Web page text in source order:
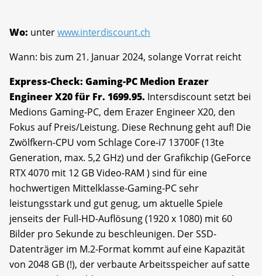
Wo: unterwww.interdiscount.ch
Wann: bis zum 21. Januar 2024, solange Vorrat reicht
Express-Check: Gaming-PC Medion Erazer
Engineer X20 für Fr. 1699.95. Intersdiscount setzt bei
Medions Gaming-PC, dem Erazer Engineer X20, den
Fokus auf Preis/Leistung. Diese Rechnung geht auf! Die
Zwölfkern-CPU vom Schlage Core-i7 13700F (13te
Generation, max. 5,2 GHz) und der Grafikchip (GeForce
RTX 4070 mit 12 GB Video-RAM ) sind für eine
hochwertigen Mittelklasse-Gaming-PC sehr
leistungsstark und gut genug, um aktuelle Spiele
jenseits der Full-HD-Auflösung (1920 x 1080) mit 60
Bilder pro Sekunde zu beschleunigen. Der SSD-
Datenträger im M.2-Format kommt auf eine Kapazität
von 2048 GB (!), der verbaute Arbeitsspeicher auf satte